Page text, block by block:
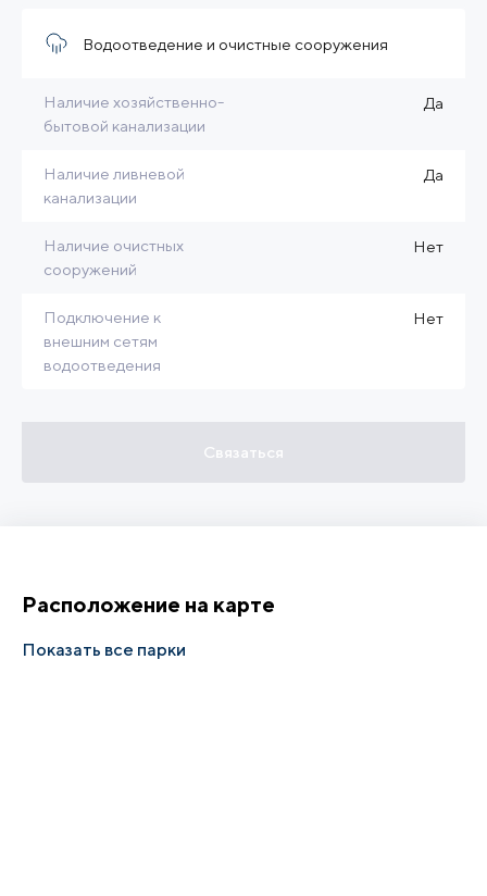
Водоотведение и очистные сооружения
Наличие хозяйственно-
бытовой канализации
Да
Наличие ливневой
канализации
Да
Наличие очистных
сооружений
Нет
Подключение к
внешним сетям
водоотведения
Нет
Связаться
Расположение на карте
Показать все парки